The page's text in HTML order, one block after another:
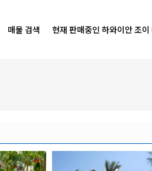
매물 검색 현재 판매중인 하와이안 조이